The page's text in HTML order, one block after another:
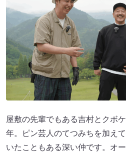
屋敷の先輩でもある吉村とクボ
年。ピン芸人のてつみちを加え
いたこともある深い仲です。オ